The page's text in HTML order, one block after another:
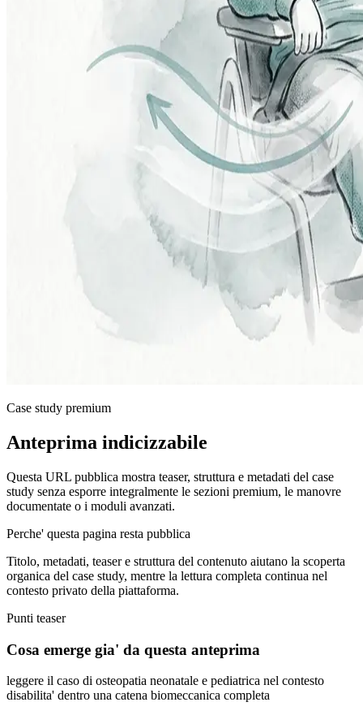
Case study premium
Anteprima indicizzabile
Questa URL pubblica mostra teaser, struttura e metadati del case
study senza esporre integralmente le sezioni premium, le manovre
documentate o i moduli avanzati.
Perche' questa pagina resta pubblica
Titolo, metadati, teaser e struttura del contenuto aiutano la scoperta
organica del case study, mentre la lettura completa continua nel
contesto privato della piattaforma.
Punti teaser
Cosa emerge gia' da questa anteprima
leggere il caso di osteopatia neonatale e pediatrica nel contesto
disabilita' dentro una catena biomeccanica completa